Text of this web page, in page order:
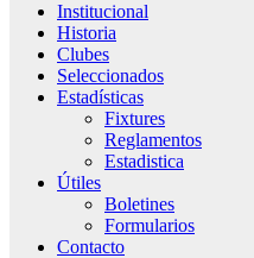
Institucional
Historia
Clubes
Seleccionados
Estadísticas
Fixtures
Reglamentos
Estadistica
Útiles
Boletines
Formularios
Contacto